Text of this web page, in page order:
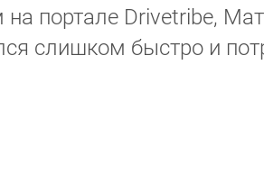
портале Drivetribe,
слишком быстро и